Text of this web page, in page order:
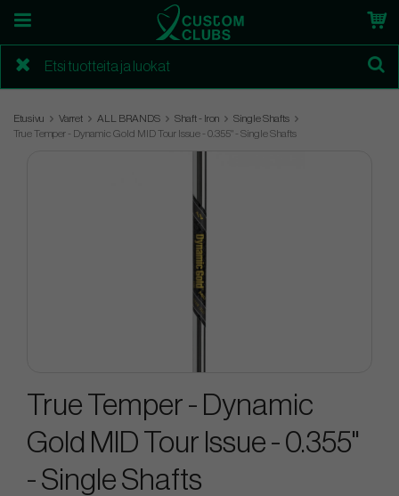
Etusivu Varret ALL BRANDS Shaft - Iron
Single Shafts
True Temper - Dynamic Gold MID Tour Issue - 0.355" - Single Shafts
True Temper - Dynamic
Gold MID Tour Issue - 0.355"
- Single Shafts